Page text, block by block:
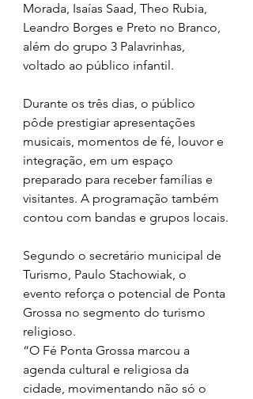
Morada, Isaías Saad, Theo Rubia,
Leandro Borges e Preto no Branco,
além do grupo 3 Palavrinhas,
voltado ao público infantil.
Durante os três dias, o público
pôde prestigiar apresentações
musicais, momentos de fé, louvor e
integração, em um espaço
preparado para receber famílias e
visitantes. A programação também
contou com bandas e grupos locais.
Segundo o secretário municipal de
Turismo, Paulo Stachowiak, o
evento reforça o potencial de Ponta
Grossa no segmento do turismo
religioso.
“O Fé Ponta Grossa marcou a
agenda cultural e religiosa da
cidade, movimentando não só o